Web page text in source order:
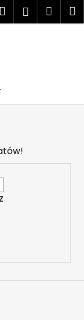
SzukajZaloguj